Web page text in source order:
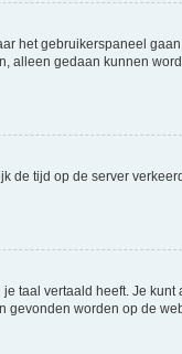
het gebruikerspaneel
alleen gedaan kunnen
de tijd op de server
taal vertaald heeft. Je
worden op de